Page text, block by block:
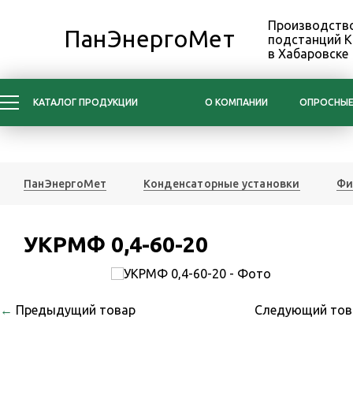
ПанЭнергоМет
подстанций
в Хабаровске
КАТАЛОГ ПРОДУКЦИИ О КОМПАНИИ
ПанЭнергоМет Конденсаторные установки
УКРМФ 0,4-60-20
← Предыдущий товар Следующий